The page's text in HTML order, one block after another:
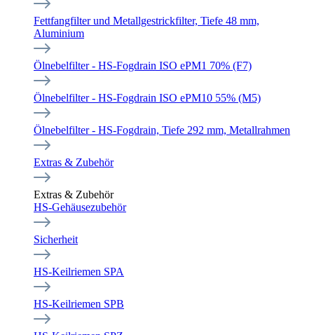
Fettfangfilter und Metallgestrickfilter, Tiefe 48 mm,
Aluminium
Ölnebelfilter - HS-Fogdrain ISO ePM1 70% (F7)
Ölnebelfilter - HS-Fogdrain ISO ePM10 55% (M5)
Ölnebelfilter - HS-Fogdrain, Tiefe 292 mm, Metallrahmen
Extras & Zubehör
Extras & Zubehör
HS-Gehäusezubehör
Sicherheit
HS-Keilriemen SPA
HS-Keilriemen SPB